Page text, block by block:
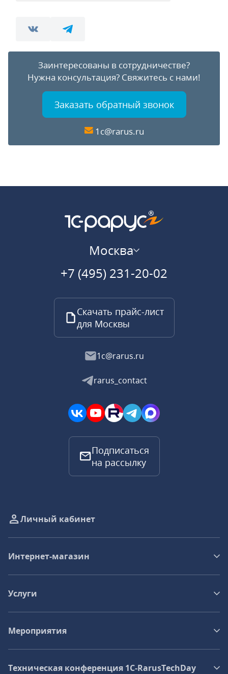
Заинтересованы в сотрудничестве?
Нужна консультация? Свяжитесь с нами!
Заказать обратный звонок
1c@rarus.ru
Москва
+7 (495) 231-20-02
Скачать прайс-лист
для Москвы
1c@rarus.ru
rarus_contact
Подписаться
на рассылку
Личный кабинет
Интернет-магазин
Услуги
Мероприятия
Техническая конференция 1C‑RarusTechDay